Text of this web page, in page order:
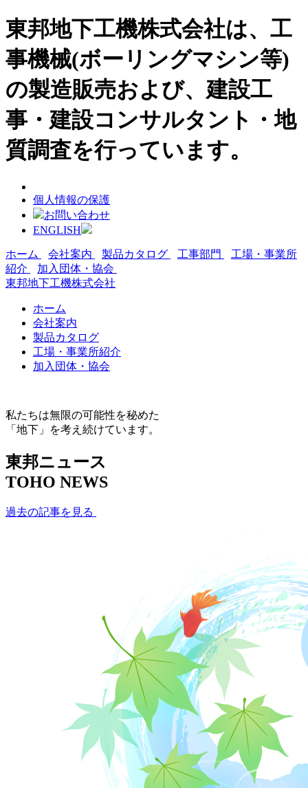
東邦地下工機株式会社は、工
事機械(ボーリングマシン等)
の製造販売および、建設工
事・建設コンサルタント・地
質調査を行っています。
個人情報の保護
お問い合わせ
ENGLISH
ホーム 会社案内 製品カタログ 工事部門
工場・事業所
紹介
加入団体・協会
東邦地下工機株式会社
ホーム
会社案内
製品カタログ
工場・事業所紹介
加入団体・協会
私たちは無限の可能性を秘めた
「地下」を考え続けています。
東邦ニュース
TOHO NEWS
過去の記事を見る